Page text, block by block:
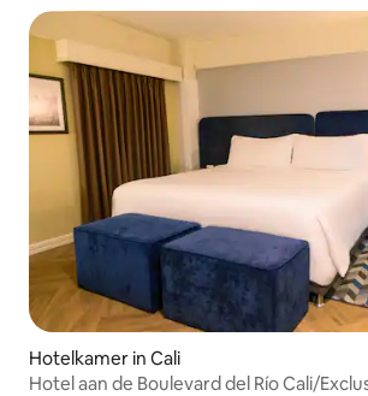
Hotelkamer in Cali
Hotel aan de Boulevard del Río Cali/